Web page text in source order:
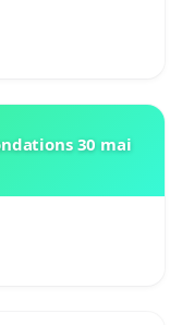
30 mai